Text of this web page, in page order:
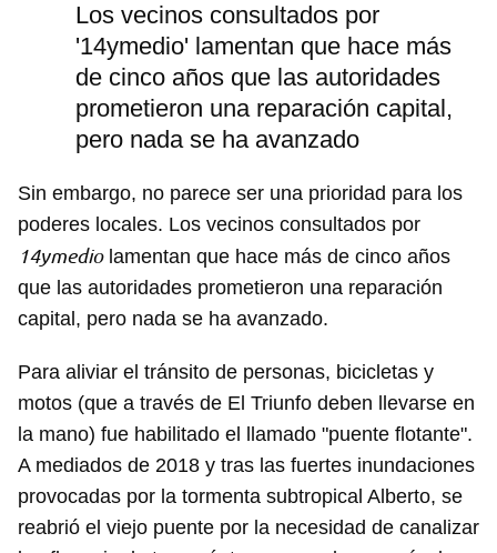
Los vecinos consultados por
'14ymedio' lamentan que hace más
de cinco años que las autoridades
prometieron una reparación capital,
pero nada se ha avanzado
Sin embargo, no parece ser una prioridad para los
poderes locales. Los vecinos consultados por
14ymediolamentan que hace más de cinco años
que las autoridades prometieron una reparación
capital, pero nada se ha avanzado.
Para aliviar el tránsito de personas, bicicletas y
motos (que a través de El Triunfo deben llevarse en
la mano) fue habilitado el llamado "puente flotante".
A mediados de 2018 y tras las fuertes inundaciones
provocadas por la tormenta subtropical Alberto, se
reabrió el viejo puente por la necesidad de canalizar